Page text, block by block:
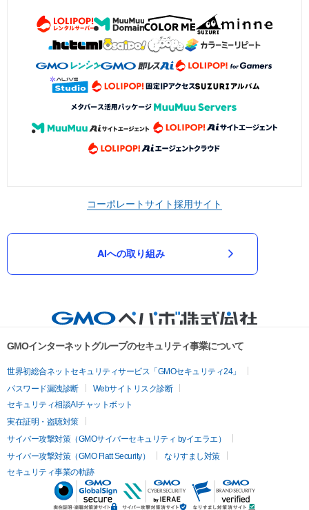
コーポレートサイト採用サイト
AIへの取り組み
GMOインターネットグループのセキュリティ事業について
世界初総合ネットセキュリティサービス「GMOセキュリティ24」
パスワード漏洩診断
Webサイトリスク診断
セキュリティ相談AIチャットボット
実在証明・盗聴対策
サイバー攻撃対策（GMOサイバーセキュリティ byイエラエ）
サイバー攻撃対策（GMO Flatt Security）
なりすまし対策
セキュリティ事業の軌跡